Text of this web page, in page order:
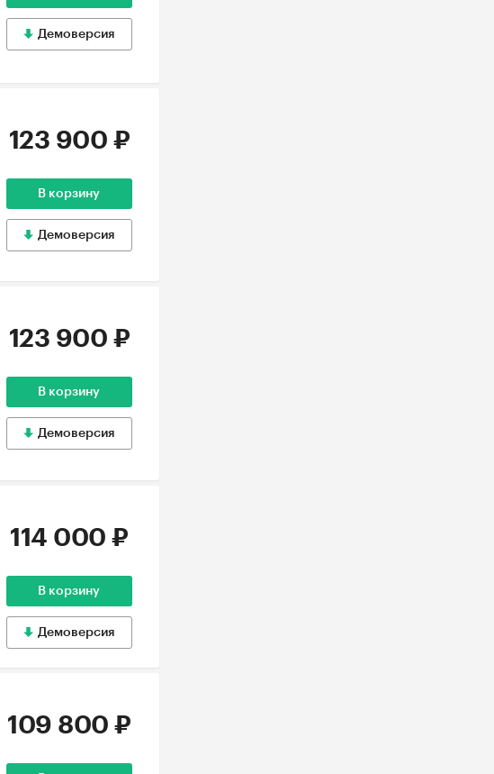
Демоверсия
123 900 ₽
В корзину
Демоверсия
123 900 ₽
В корзину
Демоверсия
114 000 ₽
В корзину
Демоверсия
109 800 ₽